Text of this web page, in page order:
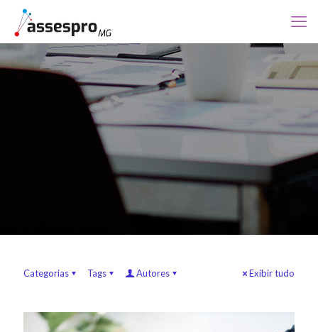
Categorias Tags Autores Exibir tudo